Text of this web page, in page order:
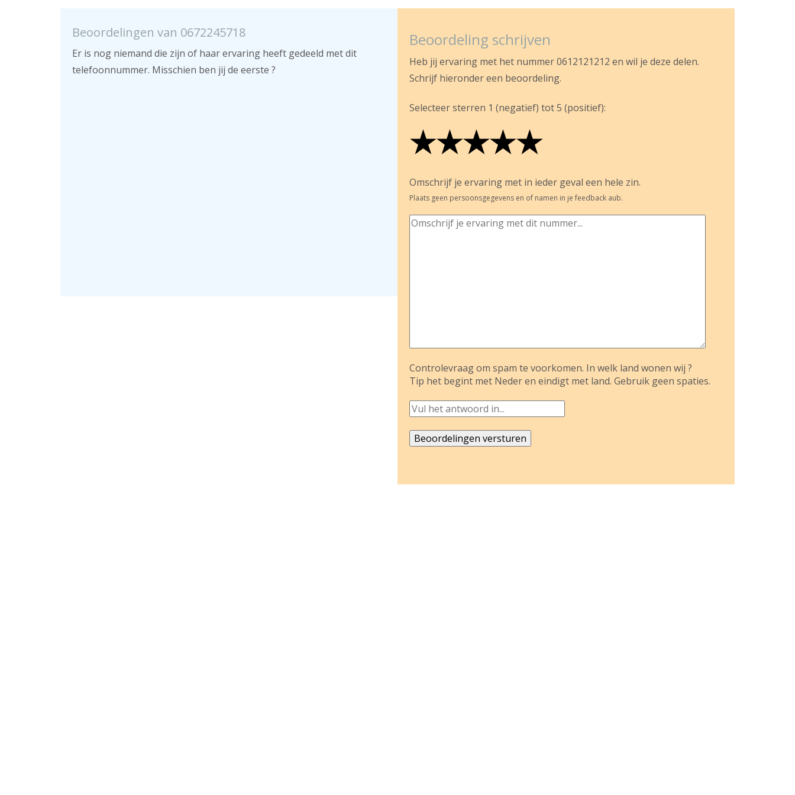
Beoordelingen van 0672245718
Er is nog niemand die zijn of haar ervaring heeft gedeeld met dit
telefoonnummer. Misschien ben jij de eerste ?
Beoordeling schrijven
Heb jij ervaring met het nummer 0612121212 en wil je deze delen.
Schrijf hieronder een beoordeling.
Selecteer sterren 1 (negatief) tot 5 (positief):
★
★★
★★★
★★★★
★★★★★
Omschrijf je ervaring met in ieder geval een hele zin.
Plaats geen persoonsgegevens en of namen in je feedback aub.
Controlevraag om spam te voorkomen. In welk land wonen wij ?
Tip het begint met Neder en eindigt met land. Gebruik geen spaties.